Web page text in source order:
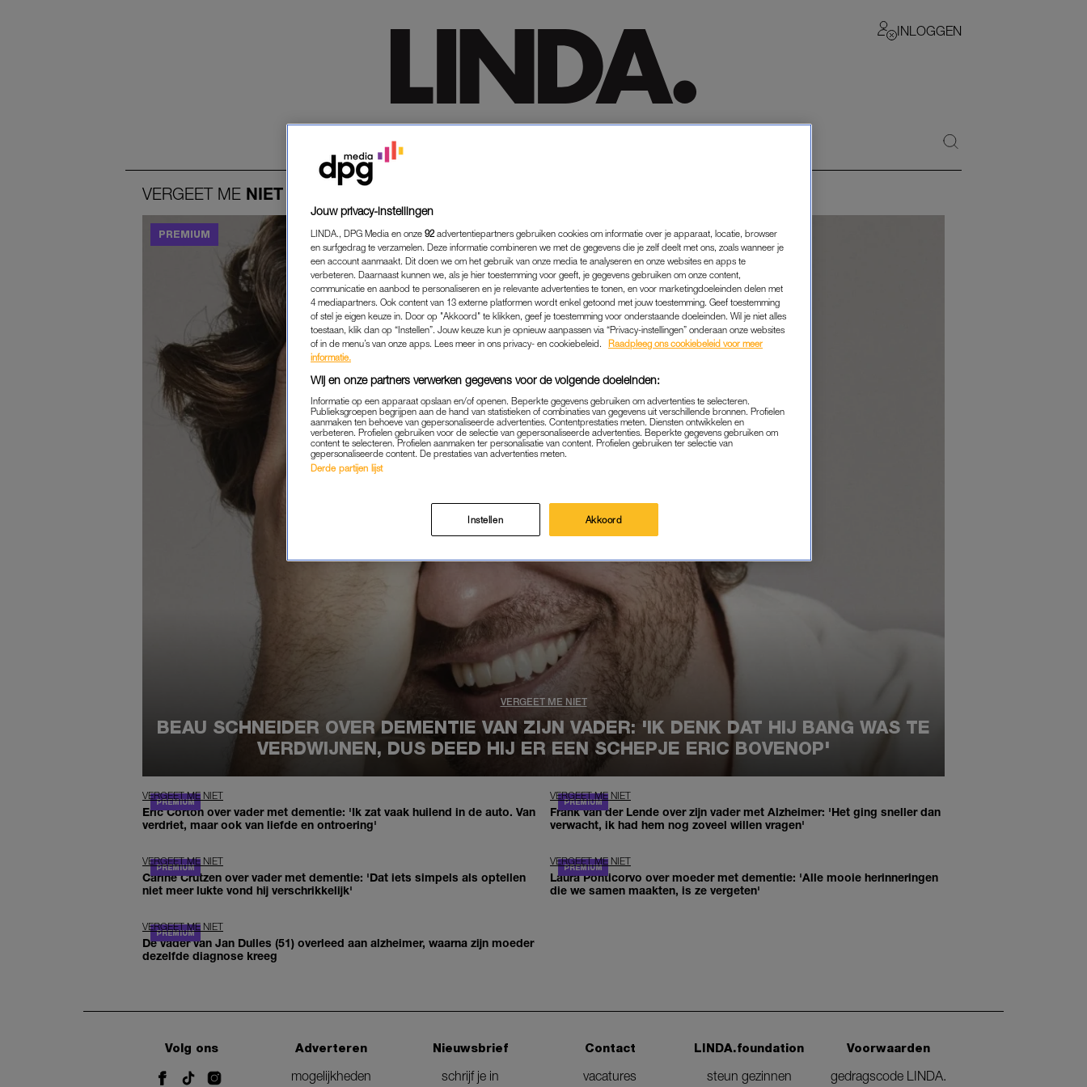
INLOGGEN
HOME
HOME
VERGEET ME NIET
VERGEET ME NIET
BEAU SCHNEIDER OVER DEMENTIE VAN ZIJN VADER: 'IK DENK DAT HIJ BANG WAS TE
VERDWIJNEN, DUS DEED HIJ ER EEN SCHEPJE ERIC BOVENOP'
VERGEET ME NIET
Eric Corton over vader met dementie: 'Ik zat vaak huilend in de auto. Van
verdriet, maar ook van liefde en ontroering'
VERGEET ME NIET
Frank van der Lende over zijn vader met Alzheimer: 'Het ging sneller dan
verwacht, ik had hem nog zoveel willen vragen'
VERGEET ME NIET
Carine Crutzen over vader met dementie: 'Dat iets simpels als optellen
niet meer lukte vond hij verschrikkelijk'
VERGEET ME NIET
Laura Ponticorvo over moeder met dementie: 'Alle mooie herinneringen
die we samen maakten, is ze vergeten'
VERGEET ME NIET
De vader van Jan Dulles (51) overleed aan alzheimer, waarna zijn moeder
dezelfde diagnose kreeg
Volg ons
Adverteren
mogelijkheden
Nieuwsbrief
schrijf je in
Contact
vacatures
LINDA.foundation
steun gezinnen
Voorwaarden
gedragscode LINDA.
Jouw privacy-instellingen
LINDA., DPG Media en onze 92 advertentiepartners gebruiken cookies om informatie over je apparaat, locatie, browser
en surfgedrag te verzamelen. Deze informatie combineren we met de gegevens die je zelf deelt met ons, zoals wanneer je
een account aanmaakt. Dit doen we om het gebruik van onze media te analyseren en onze websites en apps te
verbeteren. Daarnaast kunnen we, als je hier toestemming voor geeft, je gegevens gebruiken om onze content,
communicatie en aanbod te personaliseren en je relevante advertenties te tonen, en voor marketingdoeleinden delen met
4 mediapartners. Ook content van 13 externe platformen wordt enkel getoond met jouw toestemming. Geef toestemming
of stel je eigen keuze in. Door op "Akkoord" te klikken, geef je toestemming voor onderstaande doeleinden. Wil je niet alles
toestaan, klik dan op “Instellen”. Jouw keuze kun je opnieuw aanpassen via “Privacy-instellingen” onderaan onze websites
of in de menu’s van onze apps. Lees meer in ons privacy- en cookiebeleid.
Raadpleeg ons cookiebeleid voor meer
informatie.
Wij en onze partners verwerken gegevens voor de volgende doeleinden:
Informatie op een apparaat opslaan en/of openen. Beperkte gegevens gebruiken om advertenties te selecteren.
Publieksgroepen begrijpen aan de hand van statistieken of combinaties van gegevens uit verschillende bronnen. Profielen
aanmaken ten behoeve van gepersonaliseerde advertenties. Contentprestaties meten. Diensten ontwikkelen en
verbeteren. Profielen gebruiken voor de selectie van gepersonaliseerde advertenties. Beperkte gegevens gebruiken om
content te selecteren. Profielen aanmaken ter personalisatie van content. Profielen gebruiken ter selectie van
gepersonaliseerde content. De prestaties van advertenties meten.
Derde partijen lijst
Instellen Akkoord